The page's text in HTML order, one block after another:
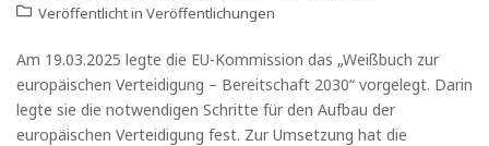
Veröffentlicht in Veröffentlichungen
Am 19.03.2025 legte die EU-Kommission das „Weißbuch zur
europäischen Verteidigung – Bereitschaft 2030“ vorgelegt. Darin
legte sie die notwendigen Schritte für den Aufbau der
europäischen Verteidigung fest. Zur Umsetzung hat die